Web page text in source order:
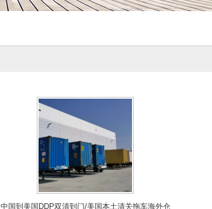
中国到美国DDP双清到门/美国本土清关拖车海外仓